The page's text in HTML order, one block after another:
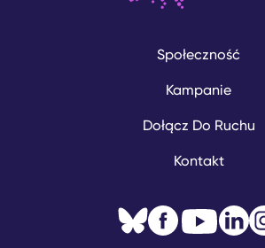
Społeczność
Kampanie
Dołącz Do Ruchu
Kontakt